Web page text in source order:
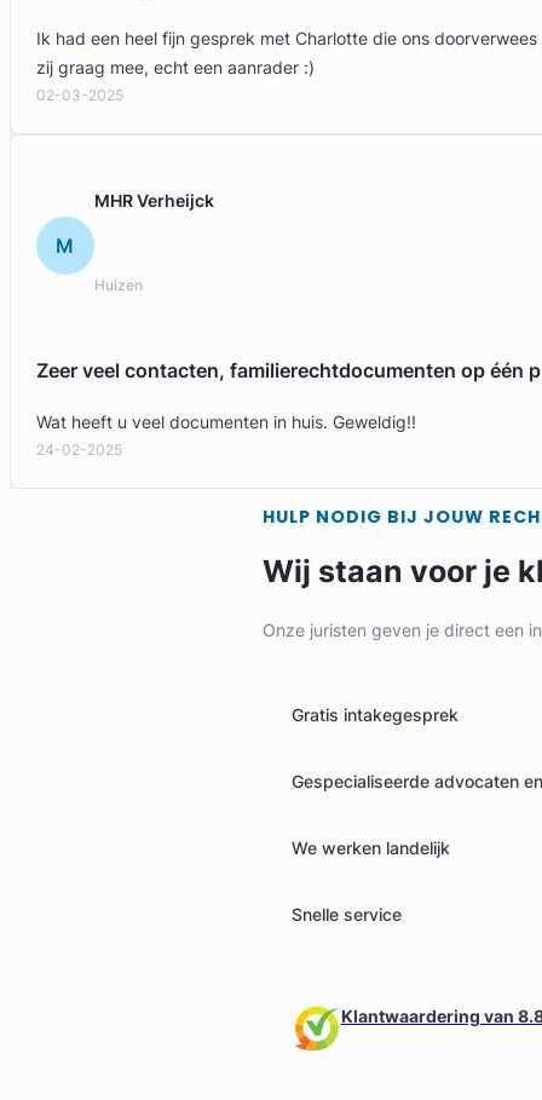
Ik had een heel fijn gesprek met Charlotte die ons
zij graag mee, echt een aanrader :)
02-03-2025
M
MHR Verheijck
Huizen
Zeer veel contacten, familierechtdocumenten op één
Wat heeft u veel documenten in huis. Geweldig!!
24-02-2025
HULP NODIG BIJ JOUW
Wij staan voor je
Onze juristen geven je direct een
Gratis intakegesprek
Gespecialiseerde advocaten
We werken landelijk
Snelle service
Klantwaardering van